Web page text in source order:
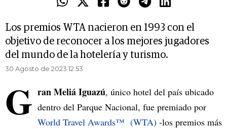
Los premios WTA nacieron en 1993 con el
objetivo de reconocer a los mejores jugadores
del mundo de la hotelería y turismo.
30 Agosto de 2023 12.53
G ran Meliá Iguazú, único hotel del país ubicado
dentro del Parque Nacional, fue premiado por
World Travel Awards™ (WTA) -los premios más